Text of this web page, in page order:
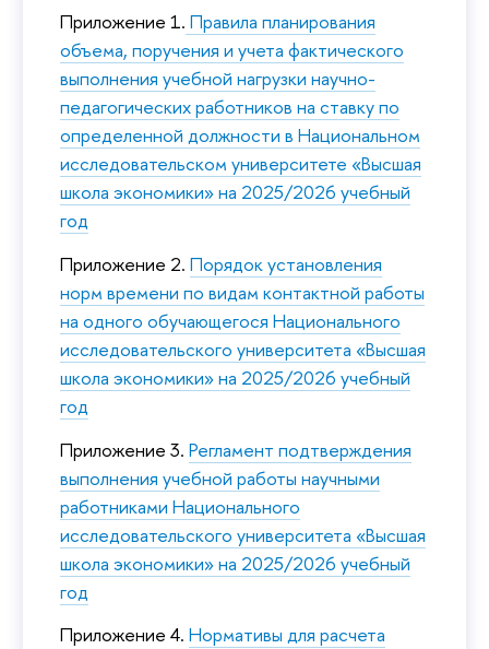
Приложение 1. Правила планирования
объема, поручения и учета фактического
выполнения учебной нагрузки научно-
педагогических работников на ставку по
определенной должности в Национальном
исследовательском университете «Высшая
школа экономики» на 2025/2026 учебный
год
Приложение 2. Порядок установления
норм времени по видам контактной работы
на одного обучающегося Национального
исследовательского университета «Высшая
школа экономики» на 2025/2026 учебный
год
Приложение 3. Регламент подтверждения
выполнения учебной работы научными
работниками Национального
исследовательского университета «Высшая
школа экономики» на 2025/2026 учебный
год
Приложение 4. Нормативы для расчета